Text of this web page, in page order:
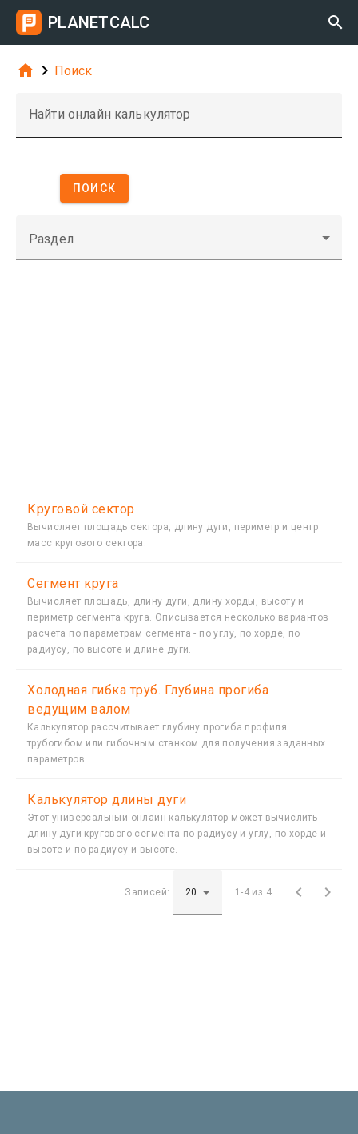
PLANETCALC 
  Поиск
Найти онлайн калькулятор
ПОИСК
Раздел
Круговой сектор
Вычисляет площадь сектора, длину дуги, периметр и центр
масс кругового сектора.
Сегмент круга
Вычисляет площадь, длину дуги, длину хорды, высоту и
периметр сегмента круга. Описывается несколько вариантов
расчета по параметрам сегмента - по углу, по хорде, по
радиусу, по высоте и длине дуги.
Холодная гибка труб. Глубина прогиба
ведущим валом
Калькулятор рассчитывает глубину прогиба профиля
трубогибом или гибочным станком для получения заданных
параметров.
Калькулятор длины дуги
Этот универсальный онлайн-калькулятор может вычислить
длину дуги кругового сегмента по радиусу и углу, по хорде и
высоте и по радиусу и высоте.
Записей: 1-4 из 4  